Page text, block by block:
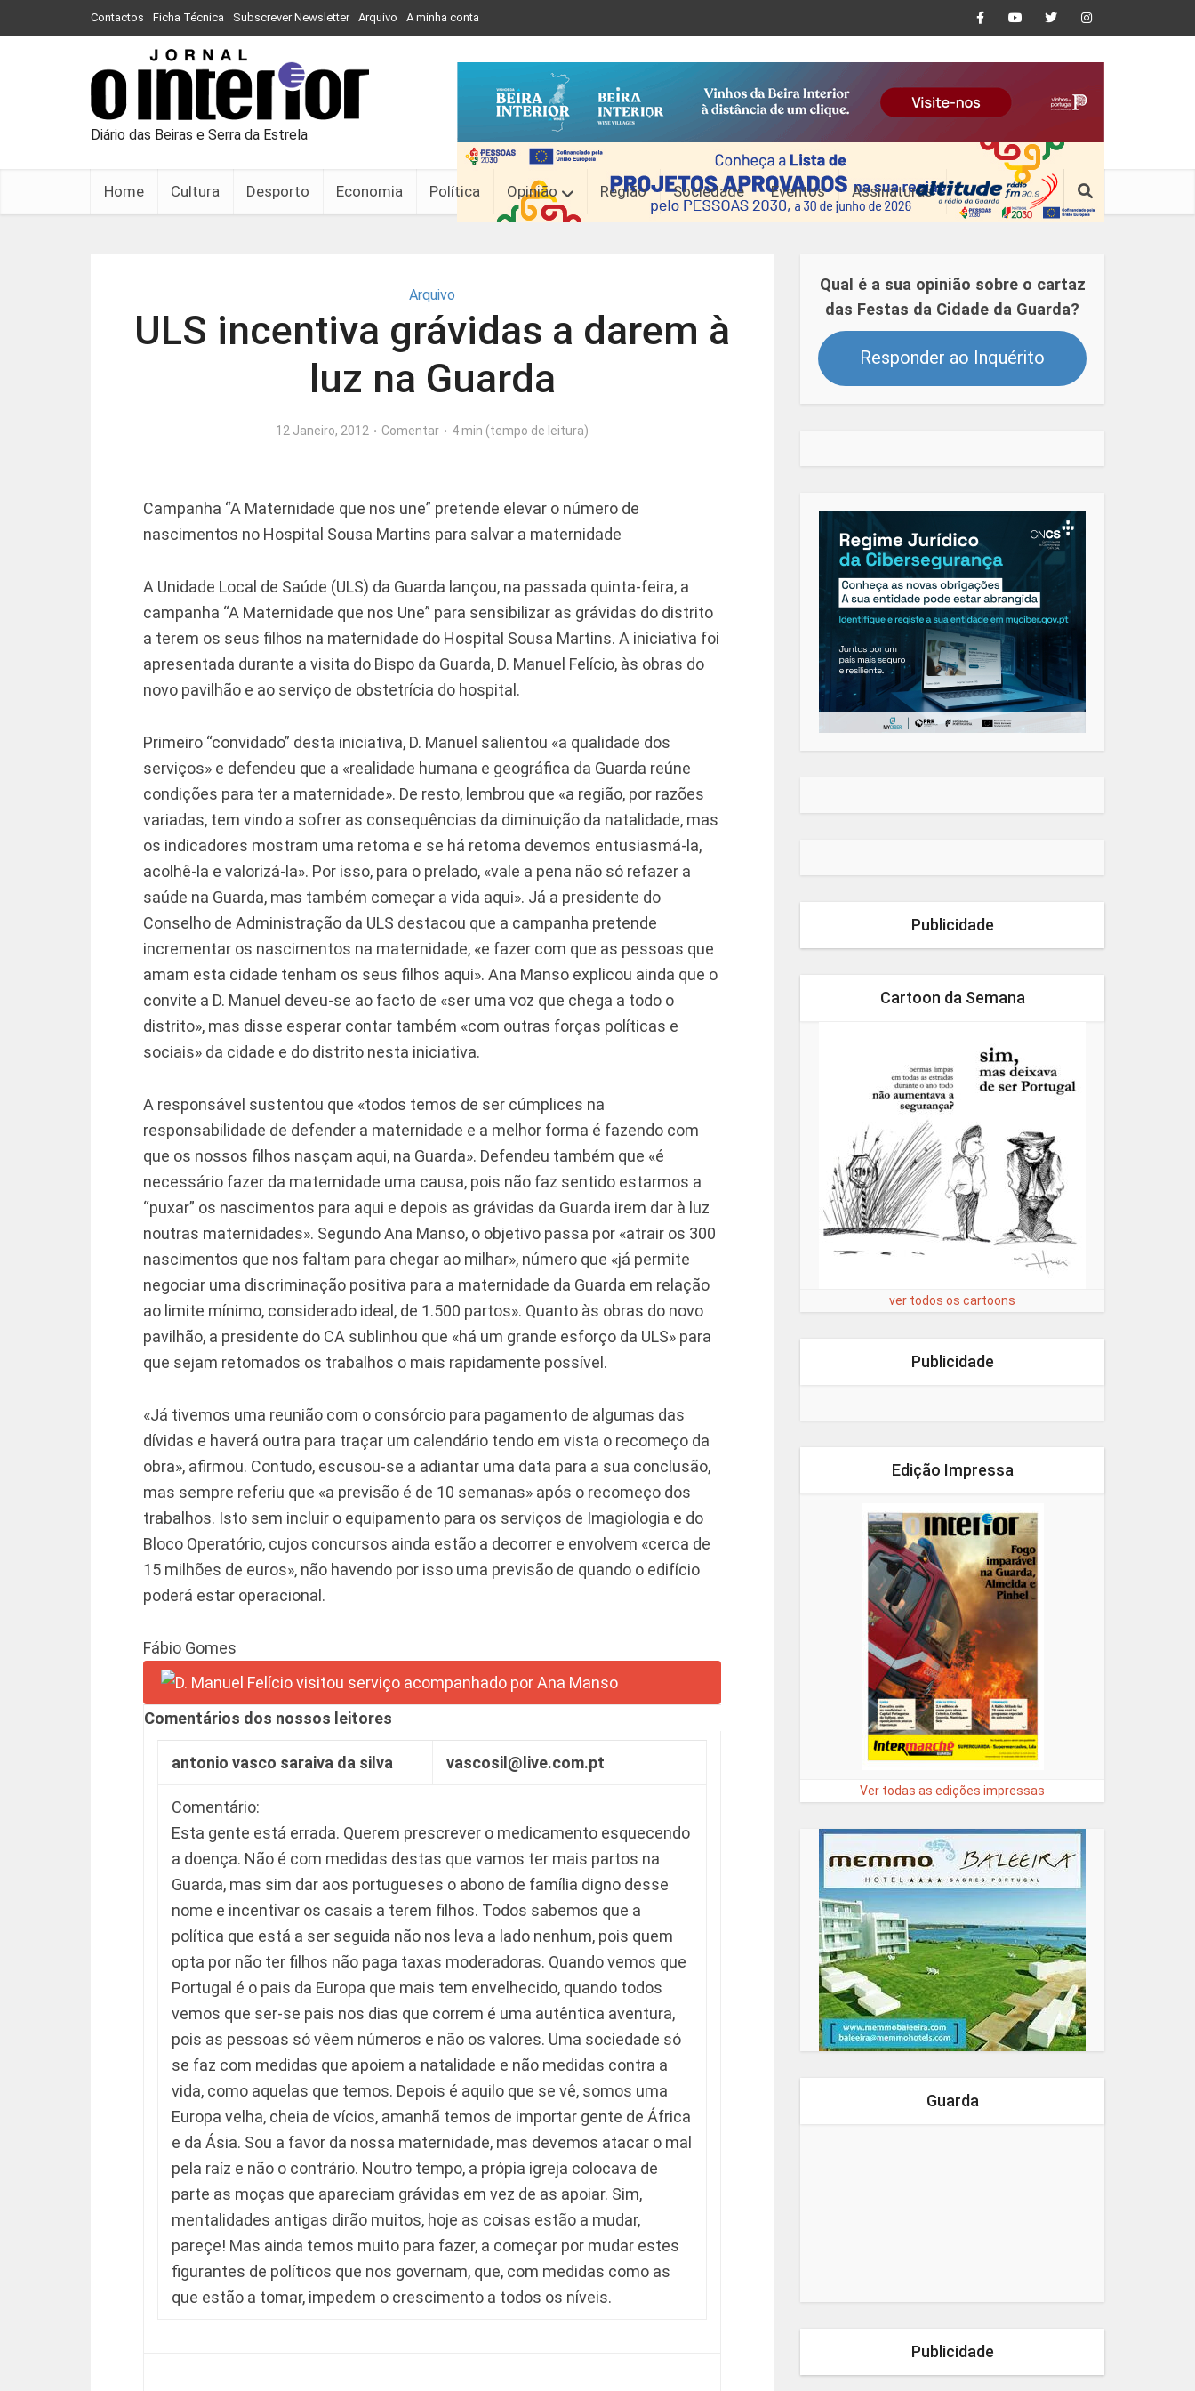
Contactos Ficha Técnica Subscrever Newsletter Arquivo A minha conta
Diário das Beiras e Serra da Estrela
Home Cultura Desporto Economia Política Opinião Região Sociedade Eventos Assinaturas
Arquivo
ULS incentiva grávidas a darem à
luz na Guarda
12 Janeiro, 2012 Comentar 4 min (tempo de leitura)
Campanha “A Maternidade que nos une” pretende elevar o número de
nascimentos no Hospital Sousa Martins para salvar a maternidade
A Unidade Local de Saúde (ULS) da Guarda lançou, na passada quinta-feira, a
campanha “A Maternidade que nos Une” para sensibilizar as grávidas do distrito
a terem os seus filhos na maternidade do Hospital Sousa Martins. A iniciativa foi
apresentada durante a visita do Bispo da Guarda, D. Manuel Felício, às obras do
novo pavilhão e ao serviço de obstetrícia do hospital.
Primeiro “convidado” desta iniciativa, D. Manuel salientou «a qualidade dos
serviços» e defendeu que a «realidade humana e geográfica da Guarda reúne
condições para ter a maternidade». De resto, lembrou que «a região, por razões
variadas, tem vindo a sofrer as consequências da diminuição da natalidade, mas
os indicadores mostram uma retoma e se há retoma devemos entusiasmá-la,
acolhê-la e valorizá-la». Por isso, para o prelado, «vale a pena não só refazer a
saúde na Guarda, mas também começar a vida aqui». Já a presidente do
Conselho de Administração da ULS destacou que a campanha pretende
incrementar os nascimentos na maternidade, «e fazer com que as pessoas que
amam esta cidade tenham os seus filhos aqui». Ana Manso explicou ainda que o
convite a D. Manuel deveu-se ao facto de «ser uma voz que chega a todo o
distrito», mas disse esperar contar também «com outras forças políticas e
sociais» da cidade e do distrito nesta iniciativa.
A responsável sustentou que «todos temos de ser cúmplices na
responsabilidade de defender a maternidade e a melhor forma é fazendo com
que os nossos filhos nasçam aqui, na Guarda». Defendeu também que «é
necessário fazer da maternidade uma causa, pois não faz sentido estarmos a
“puxar” os nascimentos para aqui e depois as grávidas da Guarda irem dar à luz
noutras maternidades». Segundo Ana Manso, o objetivo passa por «atrair os 300
nascimentos que nos faltam para chegar ao milhar», número que «já permite
negociar uma discriminação positiva para a maternidade da Guarda em relação
ao limite mínimo, considerado ideal, de 1.500 partos». Quanto às obras do novo
pavilhão, a presidente do CA sublinhou que «há um grande esforço da ULS» para
que sejam retomados os trabalhos o mais rapidamente possível.
«Já tivemos uma reunião com o consórcio para pagamento de algumas das
dívidas e haverá outra para traçar um calendário tendo em vista o recomeço da
obra», afirmou. Contudo, escusou-se a adiantar uma data para a sua conclusão,
mas sempre referiu que «a previsão é de 10 semanas» após o recomeço dos
trabalhos. Isto sem incluir o equipamento para os serviços de Imagiologia e do
Bloco Operatório, cujos concursos ainda estão a decorrer e envolvem «cerca de
15 milhões de euros», não havendo por isso uma previsão de quando o edifício
poderá estar operacional.
Fábio Gomes
Comentários dos nossos leitores
antonio vasco saraiva da silva vascosil@live.com.pt
Comentário:
Esta gente está errada. Querem prescrever o medicamento esquecendo
a doença. Não é com medidas destas que vamos ter mais partos na
Guarda, mas sim dar aos portugueses o abono de família digno desse
nome e incentivar os casais a terem filhos. Todos sabemos que a
política que está a ser seguida não nos leva a lado nenhum, pois quem
opta por não ter filhos não paga taxas moderadoras. Quando vemos que
Portugal é o pais da Europa que mais tem envelhecido, quando todos
vemos que ser-se pais nos dias que correm é uma autêntica aventura,
pois as pessoas só vêem números e não os valores. Uma sociedade só
se faz com medidas que apoiem a natalidade e não medidas contra a
vida, como aquelas que temos. Depois é aquilo que se vê, somos uma
Europa velha, cheia de vícios, amanhã temos de importar gente de África
e da Ásia. Sou a favor da nossa maternidade, mas devemos atacar o mal
pela raíz e não o contrário. Noutro tempo, a própia igreja colocava de
parte as moças que apareciam grávidas em vez de as apoiar. Sim,
mentalidades antigas dirão muitos, hoje as coisas estão a mudar,
pareçe! Mas ainda temos muito para fazer, a começar por mudar estes
figurantes de políticos que nos governam, que, com medidas como as
que estão a tomar, impedem o crescimento a todos os níveis.
Qual é a sua opinião sobre o cartaz
das Festas da Cidade da Guarda?
Responder ao Inquérito
Publicidade
Cartoon da Semana
ver todos os cartoons
Publicidade
Edição Impressa
Ver todas as edições impressas
Guarda
Publicidade